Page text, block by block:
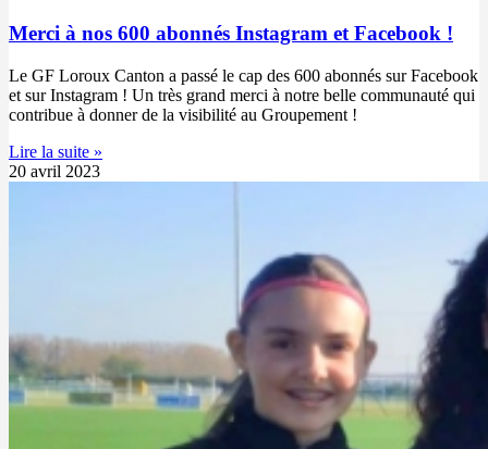
Merci à nos 600 abonnés Instagram et Facebook !
Le GF Loroux Canton a passé le cap des 600 abonnés sur Facebook
et sur Instagram ! Un très grand merci à notre belle communauté qui
contribue à donner de la visibilité au Groupement !
Lire la suite »
20 avril 2023